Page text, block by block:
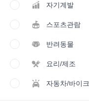
자기계발
스포츠관람
반려동물
요리/제조
자동차/바이크